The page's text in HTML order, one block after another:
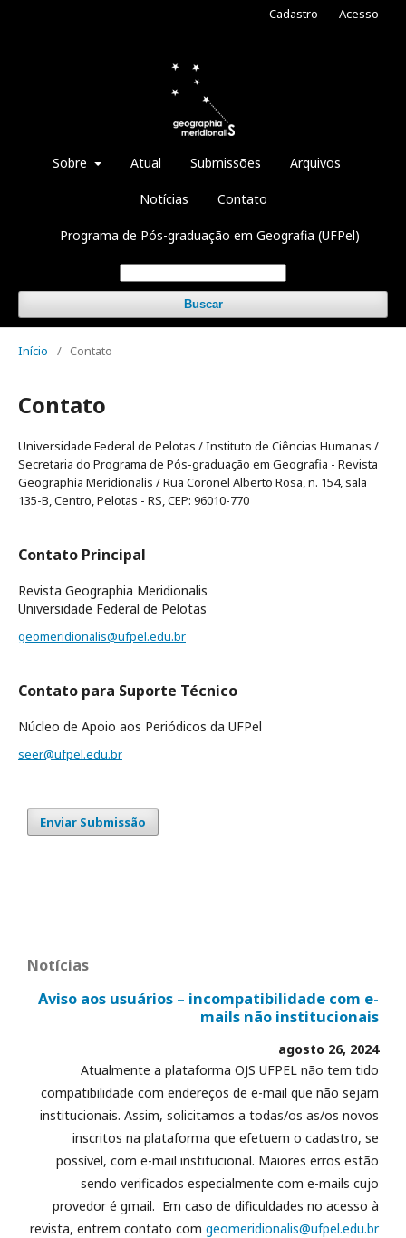
Sobre Atual Submissões Arquivos
Notícias Contato
Programa de Pós-graduação em Geografia (UFPel)
Buscar
Cadastro Acesso
Início / Contato
Contato
Universidade Federal de Pelotas / Instituto de Ciências Humanas /
Secretaria do Programa de Pós-graduação em Geografia - Revista
Geographia Meridionalis / Rua Coronel Alberto Rosa, n. 154, sala
135-B, Centro, Pelotas - RS, CEP: 96010-770
Contato Principal
Revista Geographia Meridionalis
Universidade Federal de Pelotas
geomeridionalis@ufpel.edu.br
Contato para Suporte Técnico
Núcleo de Apoio aos Periódicos da UFPel
seer@ufpel.edu.br
Enviar Submissão
Notícias
Aviso aos usuários – incompatibilidade com e-
mails não institucionais
agosto 26, 2024
Atualmente a plataforma OJS UFPEL não tem tido
compatibilidade com endereços de e-mail que não sejam
institucionais. Assim, solicitamos a todas/os as/os novos
inscritos na plataforma que efetuem o cadastro, se
possível, com e-mail institucional. Maiores erros estão
sendo verificados especialmente com e-mails cujo
provedor é gmail. Em caso de dificuldades no acesso à
revista, entrem contato com geomeridionalis@ufpel.edu.br